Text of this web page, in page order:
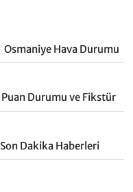
Osmaniye Hava Durumu
Puan Durumu ve Fikstür
Son Dakika Haberleri